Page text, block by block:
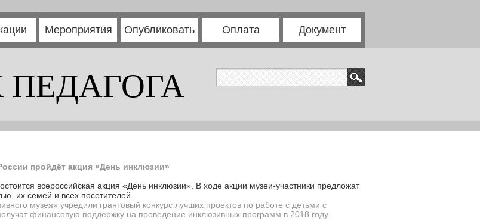
Мероприятия Опубликовать Оплата Документ
пройдёт акция «День инклюзии»
всероссийская акция «День инклюзии». В ходе акции музеи-участники предложат
их семей и всех посетителей.
музея» учредили грантовый конкурс лучших проектов по работе с детьми с
финансовую поддержку на проведение инклюзивных программ в 2018 году.